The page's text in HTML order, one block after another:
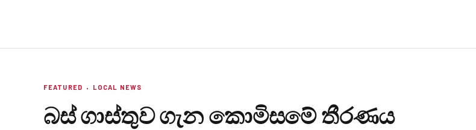
FEATURED LOCAL NEWS
බස් ගාස්තුව ගැන කොමිසමේ තීරණය